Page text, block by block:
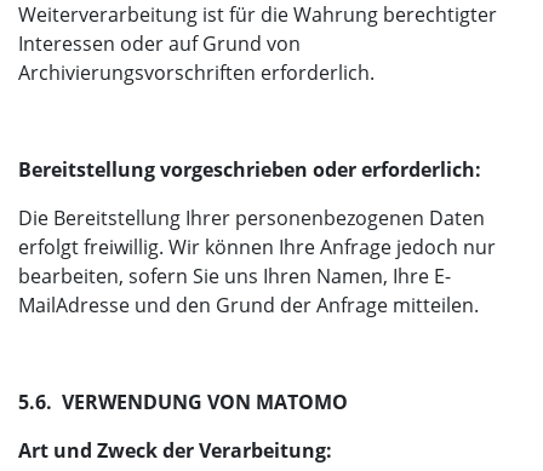
Weiterverarbeitung ist für die Wahrung berechtigter
Interessen oder auf Grund von
Archivierungsvorschriften erforderlich.
Bereitstellung vorgeschrieben oder erforderlich:
Die Bereitstellung Ihrer personenbezogenen Daten
erfolgt freiwillig. Wir können Ihre Anfrage jedoch nur
bearbeiten, sofern Sie uns Ihren Namen, Ihre E-
MailAdresse und den Grund der Anfrage mitteilen.
5.6. VERWENDUNG VON MATOMO
Art und Zweck der Verarbeitung: